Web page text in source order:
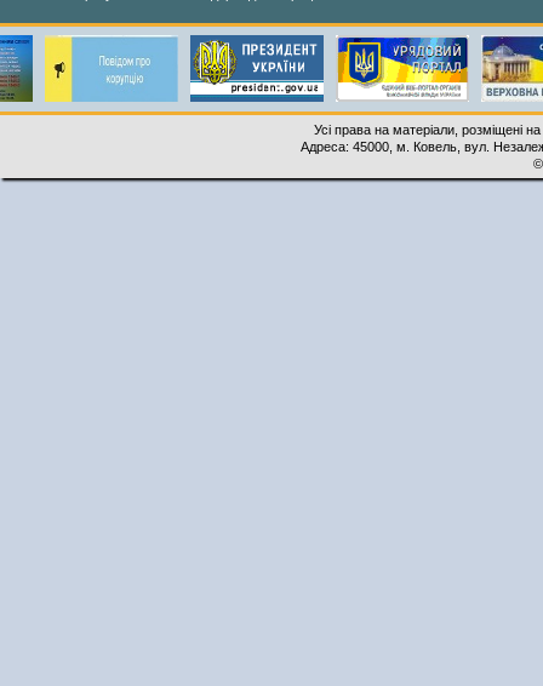
Усі права на матеріали, розміщені
Адреса: 45000, м. Ковель, вул.